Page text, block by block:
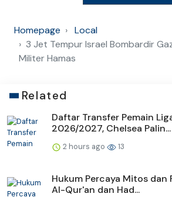
Homepage
Local
3 Jet Tempur Israel Bombardir
Militer Hamas
Related
Daftar Transfer Pemain
2026/2027, Chelsea Palin...
2 hours ago 13
Hukum Percaya Mitos dan
Al-Qur'an dan Had...